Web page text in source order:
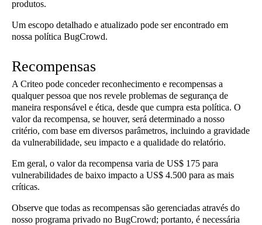
produtos.
Um escopo detalhado e atualizado pode ser encontrado em
nossa política BugCrowd.
Recompensas
A Criteo pode conceder reconhecimento e recompensas a
qualquer pessoa que nos revele problemas de segurança de
maneira responsável e ética, desde que cumpra esta política. O
valor da recompensa, se houver, será determinado a nosso
critério, com base em diversos parâmetros, incluindo a gravidade
da vulnerabilidade, seu impacto e a qualidade do relatório.
Em geral, o valor da recompensa varia de US$ 175 para
vulnerabilidades de baixo impacto a US$ 4.500 para as mais
críticas.
Observe que todas as recompensas são gerenciadas através do
nosso programa privado no BugCrowd; portanto, é necessária